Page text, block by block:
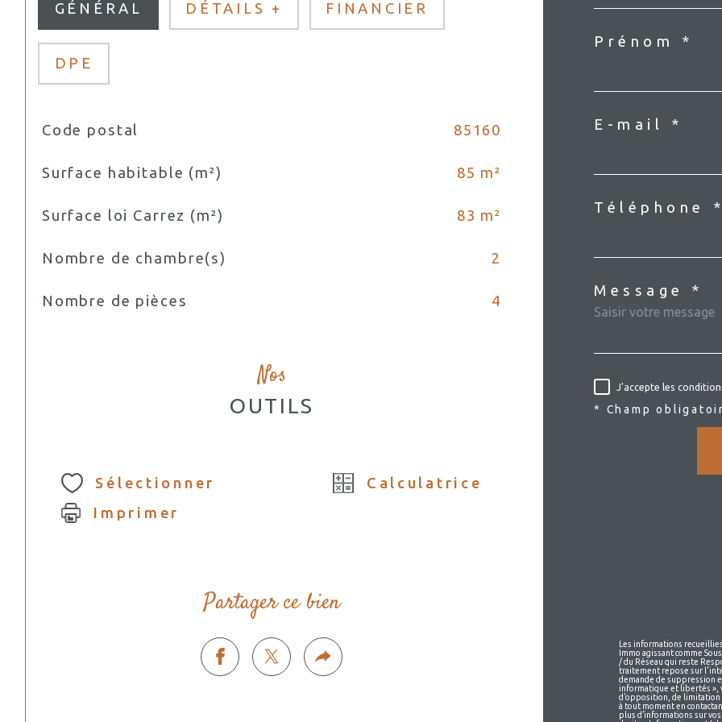
GÉNÉRAL DÉTAILS + FINANCIER
DPE
TRAD_SIROCCO_Caracteristique
Code postal 85160
Surface habitable (m²) 85 m²
Surface loi Carrez (m²) 83 m²
Nombre de chambre(s) 2
Nombre de pièces 4
Nos
OUTILS
Sélectionner
Calculatrice
Imprimer
Partager ce bien
Prénom *
E-mail *
Téléphone
Message *
J'accepte les
* Champ
Les informations
Immo agissant comme
/ du Réseau qui reste
traitement repose sur
demande de suppression
informatique et libertés »,
d’opposition, de
à tout moment en
plus d’informations sur